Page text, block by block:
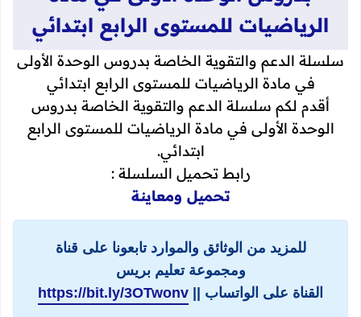
الرياضيات للمستوى الرابع ابتدائي
سلسلة الدعم والتقوية الخاصة بدروس الوحدة الأولى
في مادة الرياضيات للمستوى الرابع ابتدائي
أقدم لكم سلسلة الدعم والتقوية الخاصة بدروس
الوحدة الأولى في مادة الرياضيات للمستوى الرابع
ابتدائي.
رابط تحميل السلسلة :
تحميل ومعاينة
للمزيد من الوثائق والموارد تابعونا على قناة
ومجموعة تعليم بريس
القناة على الواتساب || https://bit.ly/3OTwonv